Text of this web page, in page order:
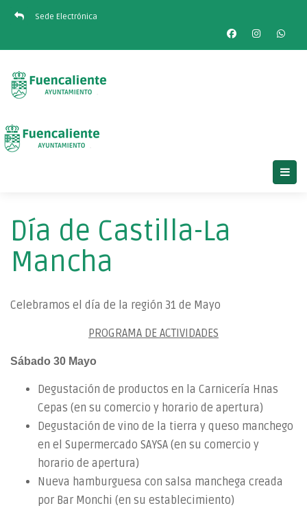
Sede Electrónica
Día de Castilla-La
Mancha
Celebramos el día de la región 31 de Mayo
PROGRAMA DE ACTIVIDADES
Sábado 30 Mayo
Degustación de productos en la Carnicería Hnas
Cepas (en su comercio y horario de apertura)
Degustación de vino de la tierra y queso manchego
en el Supermercado SAYSA (en su comercio y
horario de apertura)
Nueva hamburguesa con salsa manchega creada
por Bar Monchi (en su establecimiento)